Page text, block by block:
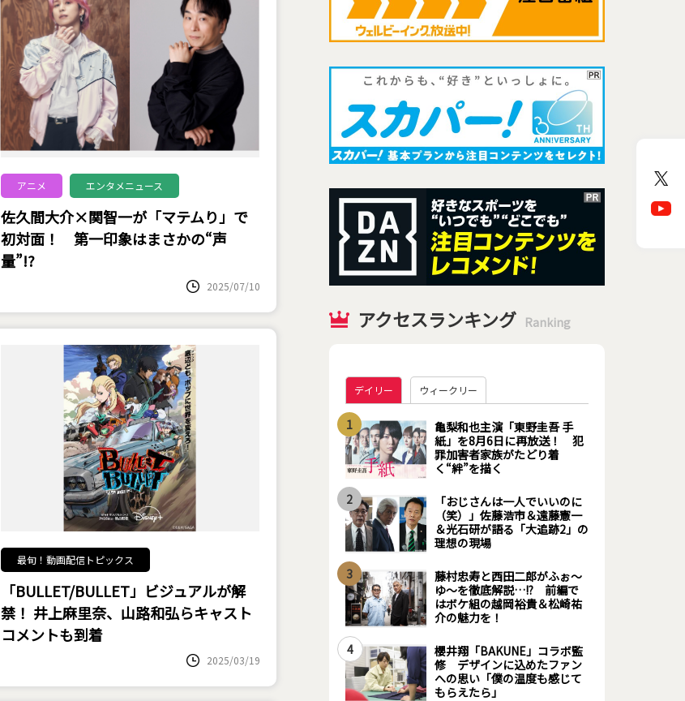
アニメ エンタメニュース
佐久間大介×関智一が「マテムり」で
初対面！ 第一印象はまさかの“声
量”!?
2025/07/10
最旬！動画配信トピックス
「BULLET/BULLET」ビジュアルが解
禁！ 井上麻里奈、山路和弘らキャスト
コメントも到着
2025/03/19
アクセスランキング Ranking
デイリー ウィークリー
1
亀梨和也主演「東野圭吾 手
紙」を8月6日に再放送！ 犯
罪加害者家族がたどり着
く“絆”を描く
2
「おじさんは一人でいいのに
（笑）」佐藤浩市＆遠藤憲一
＆光石研が語る「大追跡2」の
理想の現場
3
藤村忠寿と西田二郎がふぉ～
ゆ～を徹底解説…!? 前編で
はボケ組の越岡裕貴＆松崎祐
介の魅力を！
4
櫻井翔「BAKUNE」コラボ監
修 デザインに込めたファン
への思い「僕の温度も感じて
もらえたら」